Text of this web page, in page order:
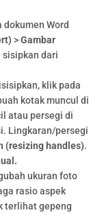
dokumen Word
>Gambar
sisipkan dari
klik pada
kotak muncul di
atau persegi di
Lingkaran/persegi
(resizing handles).
ukuran foto
rasio aspek
terlihat gepeng